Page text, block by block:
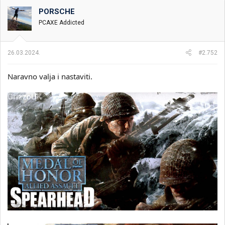
o
v
a
n
j
:
PORSCHE
PCAXE Addicted
26.03.2024. #2.752
Naravno valja i nastaviti.